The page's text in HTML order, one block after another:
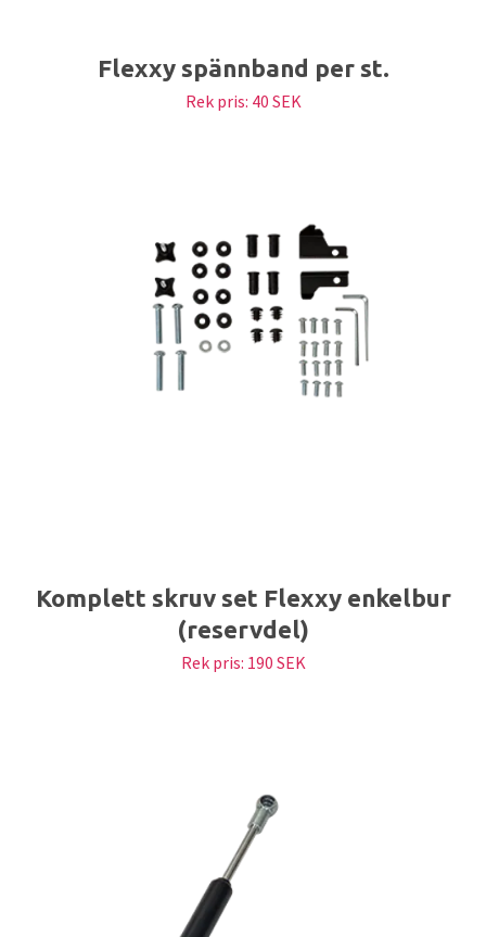
Flexxy spännband per st.
Rek pris: 40 SEK
Komplett skruv set Flexxy enkelbur
(reservdel)
Rek pris: 190 SEK